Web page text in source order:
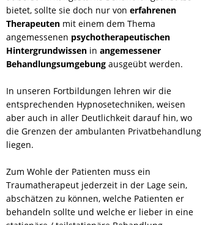
bietet, sollte sie doch nur von erfahrenen
Therapeuten mit einem dem Thema
angemessenen psychotherapeutischen
Hintergrundwissen in angemessener
Behandlungsumgebung ausgeübt werden.
In unseren Fortbildungen lehren wir die
entsprechenden Hypnosetechniken, weisen
aber auch in aller Deutlichkeit darauf hin, wo
die Grenzen der ambulanten Privatbehandlung
liegen.
Zum Wohle der Patienten muss ein
Traumatherapeut jederzeit in der Lage sein,
abschätzen zu können, welche Patienten er
behandeln sollte und welche er lieber in eine